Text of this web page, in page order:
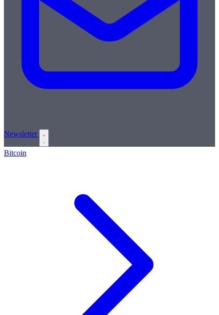
Newsletter
Bitcoin